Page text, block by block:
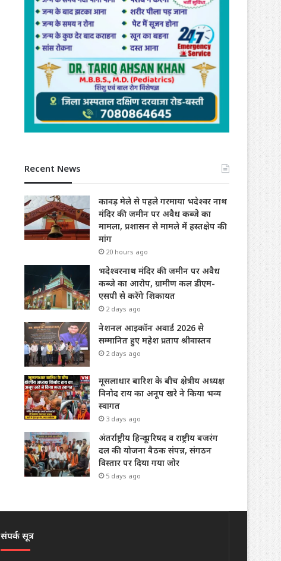
Recent News
कावड़ मेले से पहले गरमाया भदेश्वर नाथ
मंदिर की जमीन पर अवैध कब्जे का
मामला, प्रशासन से मामले में हस्तक्षेप की
मांग
20 hours ago
भदेश्वरनाथ मंदिर की जमीन पर अवैध
कब्जे का आरोप, ग्रामीण कल डीएम-
एसपी से करेंगे शिकायत
2 days ago
नेशनल आइकॉन अवार्ड 2026 से
सम्मानित हुए महेश प्रताप श्रीवास्तव
2 days ago
मूसलाधार बारिश के बीच क्षेत्रीय अध्यक्ष
विनोद राय का अनूप खरे ने किया भव्य
स्वागत
3 days ago
अंतर्राष्ट्रीय हिन्दू परिषद व राष्ट्रीय बजरंग
दल की योजना बैठक संपन्न, संगठन
विस्तार पर दिया गया जोर
5 days ago
संपर्क सूत्र